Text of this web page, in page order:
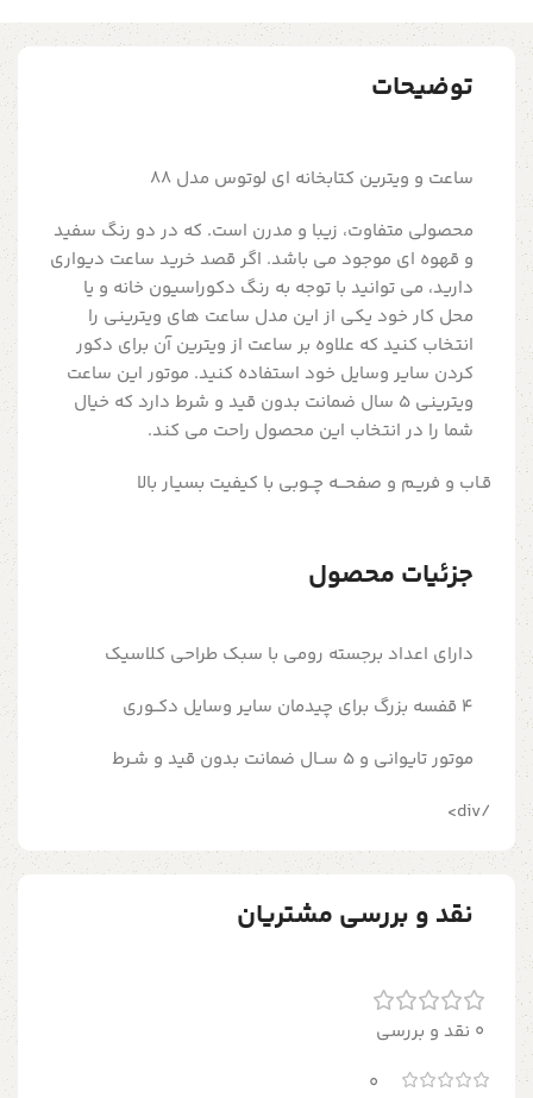
توضیحات
ساعت و ویترین کتابخانه ای لوتوس مدل 88
محصولی متفاوت، زیبا و مدرن است. که در دو رنگ سفید
و قهوه ای موجود می باشد. اگر قصد خرید ساعت دیواری
دارید، می توانید با توجه به رنگ دکوراسیون خانه و یا
محل کار خود یکی از این مدل ساعت های ویترینی را
انتخاب کنید که علاوه بر ساعت از ویترین آن برای دکور
کردن سایر وسایل خود استفاده کنید. موتور این ساعت
ویترینی 5 سال ضمانت بدون قید و شرط دارد که خیال
شما را در انتخاب این محصول راحت می کند.
قـاب و فریـم و صفحـــه چــوبی با کیفیت بسیـار بالا
جزئیات محصول
دارای اعداد برجسته رومی با سبک طراحی کلاسیک
4 قفسه بزرگ برای چیدمان سایر وسایل دکــوری
موتور تایوانی و 5 ســال ضمانت بدون قید و شـرط
/div>
نقد و بررسی مشتریان
0 نقد و بررسی
0